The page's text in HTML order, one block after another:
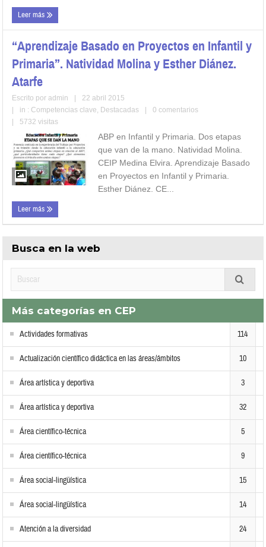
Leer más
“Aprendizaje Basado en Proyectos en Infantil y
Primaria”. Natividad Molina y Esther Diánez.
Atarfe
Escrito poradmin
22 abril 2015
in : Competencias clave, Destacadas
0 comentarios
5732 visitas
ABP en Infantil y Primaria. Dos etapas
que van de la mano. Natividad Molina.
CEIP Medina Elvira. Aprendizaje Basado
en Proyectos en Infantil y Primaria.
Esther Diánez. CE...
Leer más
Busca en la web
Más categorías en CEP
Actividades formativas 114
Actualización científico didáctica en las áreas/ámbitos 10
Área artística y deportiva 3
Área artística y deportiva 32
Área científico-técnica 5
Área científico-técnica 9
Área social-lingüística 15
Área social-lingüística 14
Atención a la diversidad 24